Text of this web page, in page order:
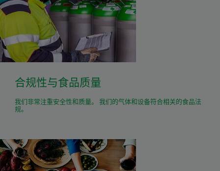
合规性与食品质量
我们非常注重安全性和质量。 我们的气体和设备符合相关的食品法
规。